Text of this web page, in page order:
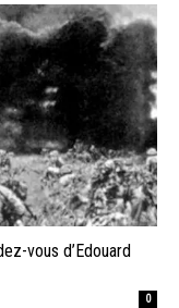
vous d’Edouard
0